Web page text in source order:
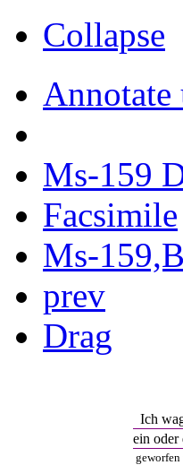
Collapse
Annotate
Ms-159
Facsimile
Ms-
prev
Drag
Ich
ein oder
geworfen